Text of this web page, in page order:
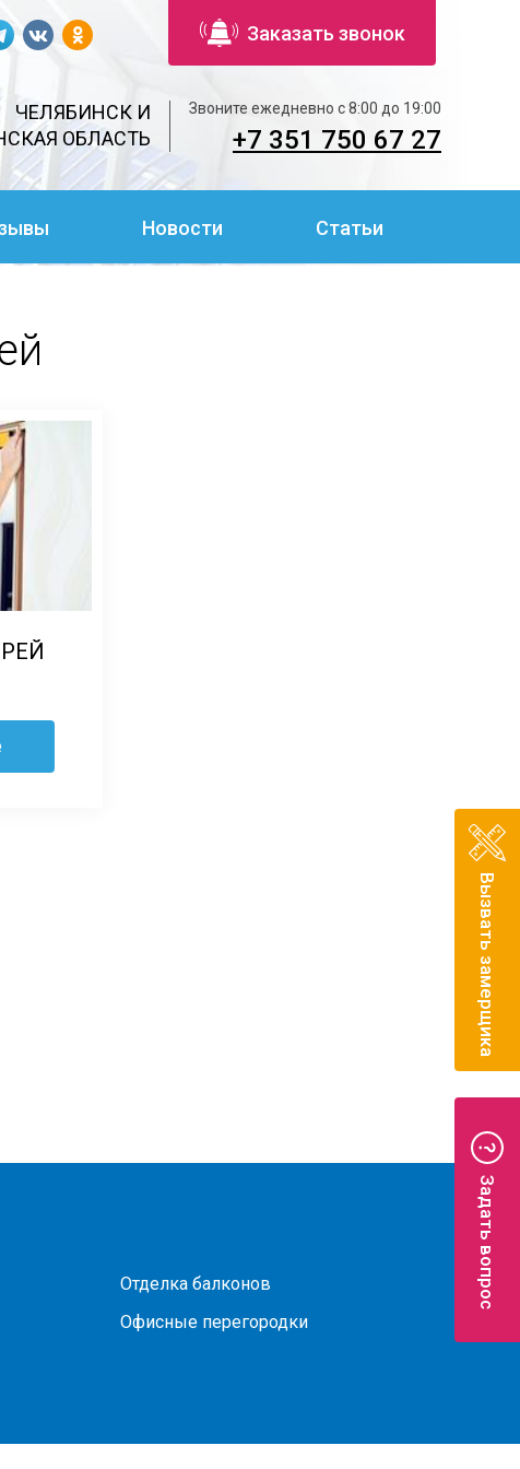
Звоните ежедневно с 8:00 до 19:00
+7 351 750 67 27
ЧЕЛЯБИНСК И
ОБЛАСТЬ
Заказать звонок
Новости Статьи
Отделка балконов
Офисные перегородки
Вызвать замерщика
Задать вопрос